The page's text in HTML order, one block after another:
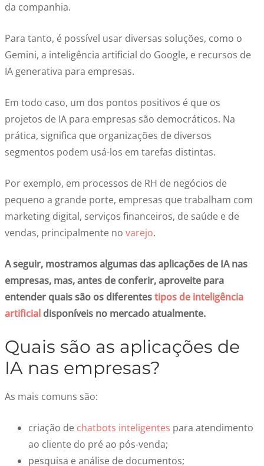
da companhia.
Para tanto, é possível usar diversas soluções, como o
Gemini, a inteligência artificial do Google, e recursos de
IA generativa para empresas.
Em todo caso, um dos pontos positivos é que os
projetos de IA para empresas são democráticos. Na
prática, significa que organizações de diversos
segmentos podem usá-los em tarefas distintas.
Por exemplo, em processos de RH de negócios de
pequeno a grande porte, empresas que trabalham com
marketing digital, serviços financeiros, de saúde e de
vendas, principalmente no varejo.
A seguir, mostramos algumas dasaplicações de IA nas
empresas, mas, antes de conferir, aproveite para
entender quais são os diferentestipos de inteligência
artificial disponíveis no mercado atualmente.
Quais são as aplicações de
IA nas empresas?
As mais comuns são:
criação de chatbots inteligentes para atendimento
ao cliente do pré ao pós-venda;
pesquisa e análise de documentos;